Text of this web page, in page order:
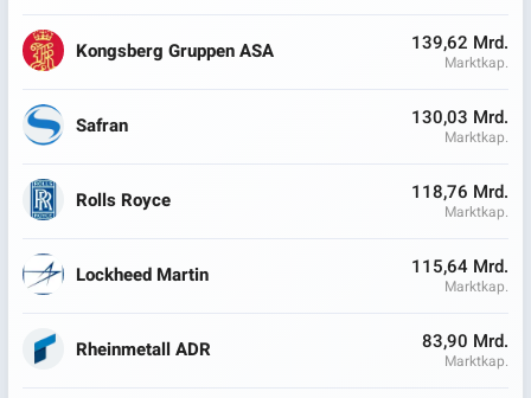
Kongsberg Gruppen ASA 139,62 Mrd.
Marktkap.
Safran 130,03 Mrd.
Marktkap.
Rolls Royce 118,76 Mrd.
Marktkap.
Lockheed Martin 115,64 Mrd.
Marktkap.
Rheinmetall ADR 83,90 Mrd.
Marktkap.